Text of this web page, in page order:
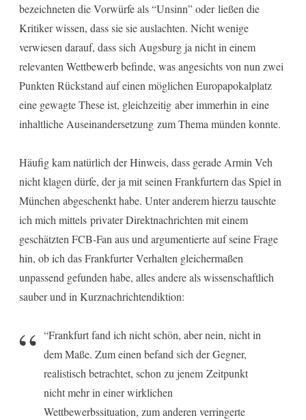
bezeichneten die Vorwürfe als “Unsinn” oder ließen die
Kritiker wissen, dass sie sie auslachten. Nicht wenige
verwiesen darauf, dass sich Augsburg ja nicht in einem
relevanten Wettbewerb befinde, was angesichts von nun zwei
Punkten Rückstand auf einen möglichen Europapokalplatz
eine gewagte These ist, gleichzeitig aber immerhin in eine
inhaltliche Auseinandersetzung zum Thema münden konnte.
Häufig kam natürlich der Hinweis, dass gerade Armin Veh
nicht klagen dürfe, der ja mit seinen Frankfurtern das Spiel in
München abgeschenkt habe. Unter anderem hierzu tauschte
ich mich mittels privater Direktnachrichten mit einem
geschätzten FCB-Fan aus und argumentierte auf seine Frage
hin, ob ich das Frankfurter Verhalten gleichermaßen
unpassend gefunden habe, alles andere als wissenschaftlich
sauber und in Kurznachrichtendiktion:
“Frankfurt fand ich nicht schön, aber nein, nicht in
dem Maße. Zum einen befand sich der Gegner,
realistisch betrachtet, schon zu jenem Zeitpunkt
nicht mehr in einer wirklichen
Wettbewerbssituation, zum anderen verringerte